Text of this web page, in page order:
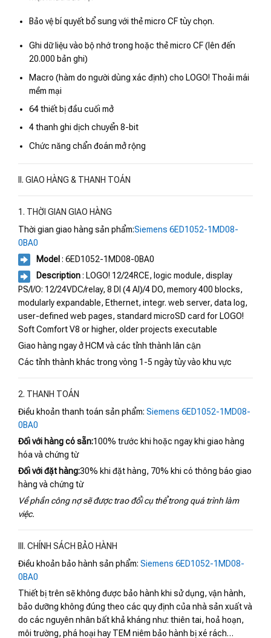
Bảo vệ bí quyết bổ sung với thẻ micro CF tùy chọn.
Ghi dữ liệu vào bộ nhớ trong hoặc thẻ micro CF (lên đến
20.000 bản ghi)
Macro (hàm do người dùng xác định) cho LOGO! Thoải mái
mềm mại
64 thiết bị đầu cuối mở
4 thanh ghi dịch chuyển 8-bit
Chức năng chẩn đoán mở rộng
II. GIAO HÀNG & THANH TOÁN
1. THỜI GIAN GIAO HÀNG
Thời gian giao hàng sản phẩm:Siemens 6ED1052-1MD08-
0BA0
Model : 6ED1052-1MD08-0BA0
Description: LOGO! 12/24RCE, logic module, display
PS/I/O: 12/24VDC/relay, 8 DI (4 AI)/4 DO, memory 400 blocks,
modularly expandable, Ethernet, integr. web server, data log,
user-defined web pages, standard microSD card for LOGO!
Soft Comfort V8 or higher, older projects executable
Giao hàng ngay ở HCM và các tỉnh thành lân cận
Các tỉnh thành khác trong vòng 1-5 ngày tùy vào khu vực
2. THANH TOÁN
Điều khoản thanh toán sản phẩm: Siemens 6ED1052-1MD08-
0BA0
Đối với hàng có sẵn:100% trước khi hoặc ngay khi giao hàng
hóa và chứng từ
Đối với đặt hàng:30% khi đặt hàng, 70% khi có thông báo giao
hàng và chứng từ
Về phần công nợ sẽ được trao đổi cụ thể trong quá trình làm
việc.
III. CHÍNH SÁCH BẢO HÀNH
Điều khoản bảo hành sản phẩm: Siemens 6ED1052-1MD08-
0BA0
Thiết bị trên sẽ không được bảo hành khi sử dụng, vận hành,
bảo dưỡng không đúng theo các quy định của nhà sản xuất và
do các nguyên nhân bất khả kháng như: thiên tai, hoả hoạn,
môi trường, phá hoại hay TEM niêm bảo hành bị xé rách…